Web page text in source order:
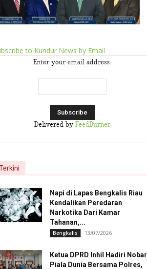
to Kundur News by Email
Enter your email address:
Delivered by FeedBurner
Napi di Lapas Bengkalis Riau
Kendalikan Peredaran
Narkotika Dari Kamar
Tahanan,...
Bengkalis 13/07/2026
Ketua DPRD Inhil Hadiri Nobar
Piala Dunia Bersama Polres,